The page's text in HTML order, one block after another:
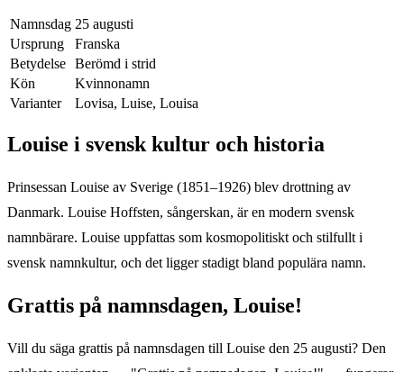
Namnsdag 25 augusti
Ursprung
Franska
Betydelse Berömd i strid
Kön
Kvinnonamn
Varianter
Lovisa, Luise, Louisa
Louise i svensk kultur och historia
Prinsessan Louise av Sverige (1851–1926) blev drottning av
Danmark. Louise Hoffsten, sångerskan, är en modern svensk
namnbärare. Louise uppfattas som kosmopolitiskt och stilfullt i
svensk namnkultur, och det ligger stadigt bland populära namn.
Grattis på namnsdagen, Louise!
Vill du säga grattis på namnsdagen till Louise den 25 augusti? Den